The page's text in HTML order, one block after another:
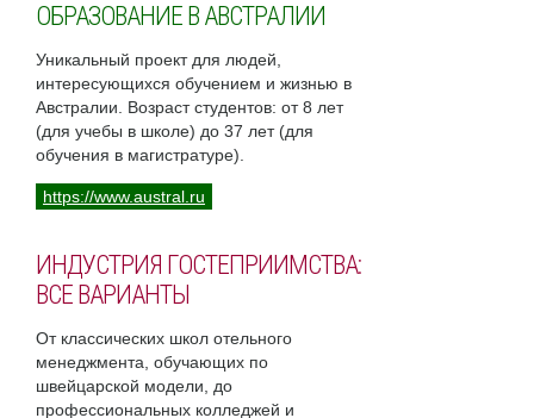
ОБРАЗОВАНИЕ В АВСТРАЛИИ
Уникальный проект для людей,
интересующихся обучением и жизнью в
Австралии. Возраст студентов: от 8 лет
(для учебы в школе) до 37 лет (для
обучения в магистратуре).
https://www.austral.ru
ИНДУСТРИЯ ГОСТЕПРИИМСТВА:
ВСЕ ВАРИАНТЫ
От классических школ отельного
менеджмента, обучающих по
швейцарской модели, до
профессиональных колледжей и